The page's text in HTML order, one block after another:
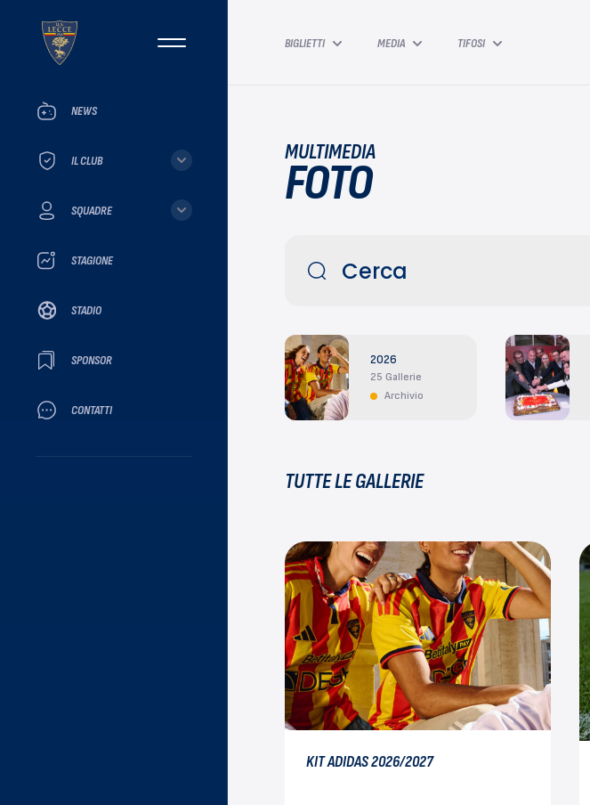
NEWS
IL CLUB
SQUADRE
STAGIONE
STADIO
SPONSOR
CONTATTI
BIGLIETTI MEDIA TIFOSI
MULTIMEDIA
FOTO
2026
25 Gallerie
Archivio
TUTTE LE GALLERIE
KIT ADIDAS 2026/2027